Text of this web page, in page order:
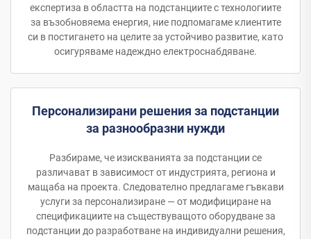
експертиза в областта на подстанциите с технологиите
за възобновяема енергия, ние подпомагаме клиентите
си в постигането на целите за устойчиво развитие, като
осигуряваме надеждно електроснабдяване.
Персонализирани решения за подстанции
за разнообразни нужди
Разбираме, че изискванията за подстанции се
различават в зависимост от индустрията, региона и
мащаба на проекта. Следователно предлагаме гъвкави
услуги за персонализиране — от модифициране на
спецификациите на съществуващото оборудване за
подстанции до разработване на индивидуални решения,